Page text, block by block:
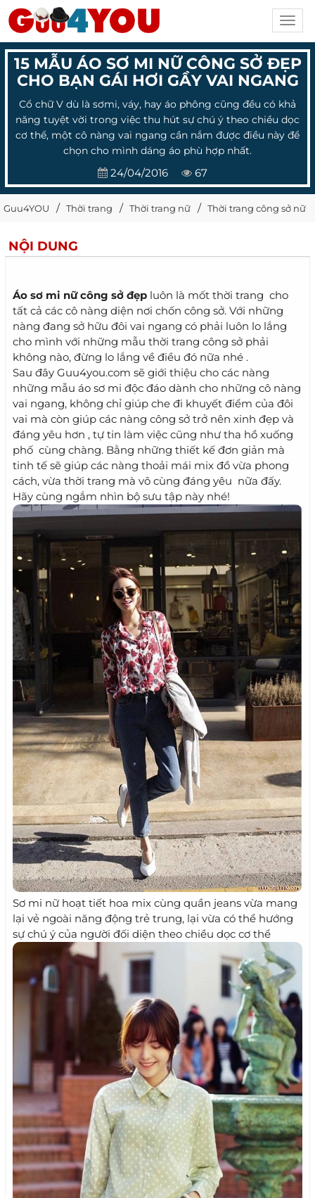
15 MẪU ÁO SƠ MI NỮ CÔNG SỞ ĐẸP
CHO BẠN GÁI HƠI GẦY VAI NGANG
Cổ chữ V dù là sơmi, váy, hay áo phông cũng đều có khả
năng tuyệt vời trong việc thu hút sự chú ý theo chiều dọc
cơ thể, một cô nàng vai ngang cần nắm được điều này để
chọn cho mình dáng áo phù hợp nhất.
24/04/2016 67
Guu4YOU Thời trang Thời trang nữ Thời trang công sở nữ
NỘI DUNG
Áo sơ mi nữ công sở đẹp luôn là mốt thời trang cho
tất cả các cô nàng diện nơi chốn công sở. Với những
nàng đang sở hữu đôi vai ngang có phải luôn lo lắng
cho mình với những mẫu thời trang công sở phải
không nào, đừng lo lắng về điều đó nữa nhé .
Sau đây Guu4you.com sẽ giới thiệu cho các nàng
những mẫu áo sơ mi độc đáo dành cho những cô nàng
vai ngang, không chỉ giúp che đi khuyết điểm của đôi
vai mà còn giúp các nàng công sở trở nên xinh đẹp và
đáng yêu hơn , tự tin làm việc cũng như tha hồ xuống
phố cùng chàng. Bằng những thiết kế đơn giản mà
tinh tế sẽ giúp các nàng thoải mái mix đồ vừa phong
cách, vừa thời trang mà vô cùng đáng yêu nữa đấy.
Hãy cùng ngắm nhìn bộ sưu tập này nhé!
Sơ mi nữ hoạt tiết hoa mix cùng quần jeans vừa mang
lại vẻ ngoài năng động trẻ trung, lại vừa có thể hướng
sự chú ý của người đối diện theo chiều dọc cơ thể